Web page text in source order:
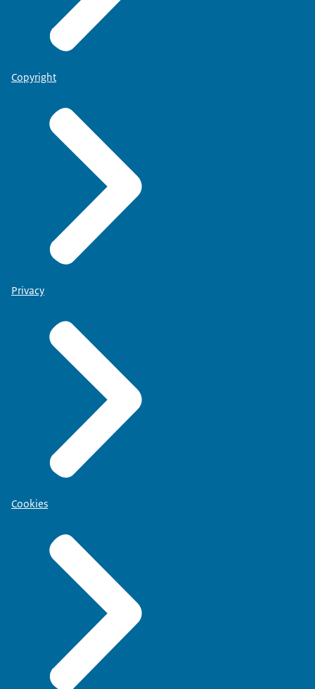
Copyright
Privacy
Cookies